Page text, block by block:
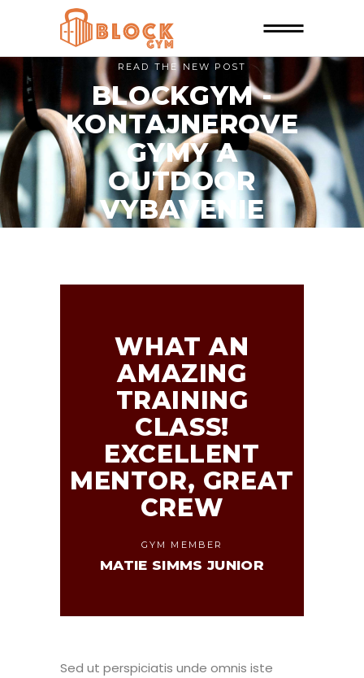
READ THE NEW POST
BLOCKGYM -
KONTAJNEROVE
GYMY A
OUTDOOR
VYBAVENIE
WHAT AN
AMAZING
TRAINING
CLASS!
EXCELLENT
MENTOR, GREAT
CREW
GYM MEMBER
MATIE SIMMS JUNIOR
Sed ut perspiciatis unde omnis iste